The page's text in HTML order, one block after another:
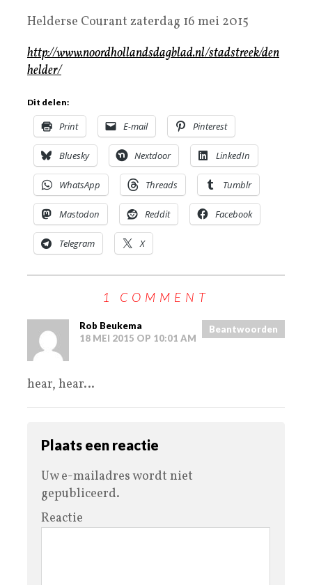
Helderse Courant zaterdag 16 mei 2015
http://www.noordhollandsdagblad.nl/stadstreek/den
helder/
Dit delen:
Print E-mail Pinterest
Bluesky Nextdoor LinkedIn
WhatsApp Threads Tumblr
Mastodon Reddit Facebook
Telegram X
1 COMMENT
Rob Beukema
18 MEI 2015 OP 10:01 AM
Beantwoorden
hear, hear…
Plaats een reactie
Uw e-mailadres wordt niet
gepubliceerd.
Reactie